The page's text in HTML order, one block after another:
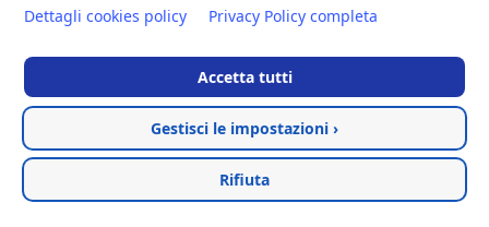
Dettagli cookies policy Privacy Policy completa
Accetta tutti
Gestisci le impostazioni ›
Rifiuta